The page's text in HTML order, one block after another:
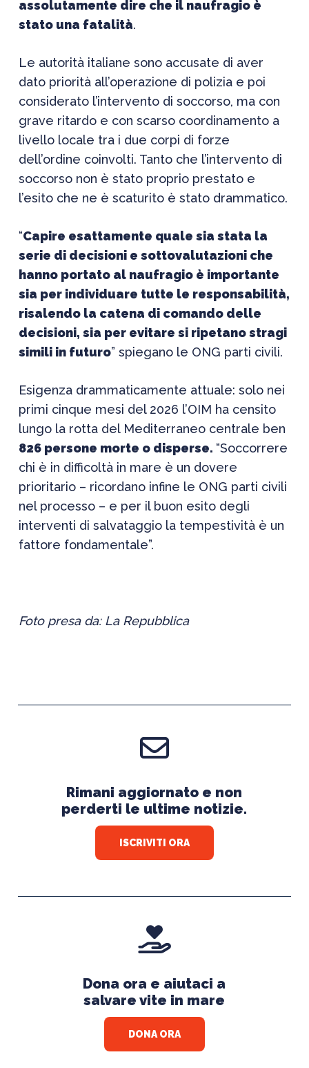
assolutamente dire che il naufragio è
stato una fatalità.
Le autorità italiane sono accusate di aver
dato priorità all’operazione di polizia e poi
considerato l’intervento di soccorso, ma con
grave ritardo e con scarso coordinamento a
livello locale tra i due corpi di forze
dell’ordine coinvolti. Tanto che l’intervento di
soccorso non è stato proprio prestato e
l’esito che ne è scaturito è stato drammatico.
“Capire esattamente quale sia stata la
serie di decisioni e sottovalutazioni che
hanno portato al naufragio è importante
sia per individuare tutte le responsabilità,
risalendo la catena di comando delle
decisioni, sia per evitare si ripetano stragi
simili in futuro” spiegano le ONG parti civili.
Esigenza drammaticamente attuale: solo nei
primi cinque mesi del 2026 l’OIM ha censito
lungo la rotta del Mediterraneo centrale ben
826 persone morte o disperse. “Soccorrere
chi è in difficoltà in mare è un dovere
prioritario – ricordano infine le ONG parti civili
nel processo – e per il buon esito degli
interventi di salvataggio la tempestività è un
fattore fondamentale”.
Foto presa da: La Repubblica
Rimani aggiornato e non
perderti le ultime notizie.
ISCRIVITI ORA
Dona ora e aiutaci a
salvare vite in mare
DONA ORA